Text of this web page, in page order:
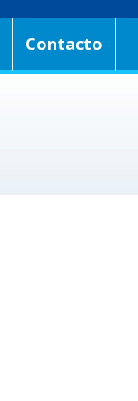
Contacto